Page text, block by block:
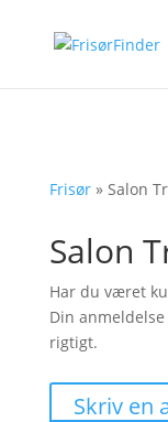
Frisør» Salon
Salon
Har du været
Din
rigtigt.
Skriv en